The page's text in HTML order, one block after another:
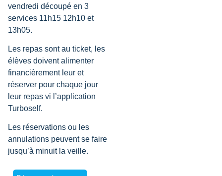
vendredi découpé en 3
services 11h15 12h10 et
13h05.
Les repas sont au ticket, les
élèves doivent alimenter
financièrement leur et
réserver pour chaque jour
leur repas vi l’application
Turboself.
Les réservations ou les
annulations peuvent se faire
jusqu’à minuit la veille.